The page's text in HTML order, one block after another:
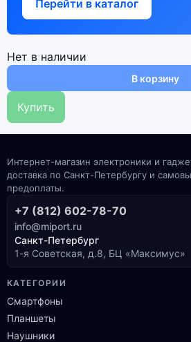
Перейти в каталог
Нет в наличии
В корзину
Купить
Интернет-магазин электроники и
доставка по Санкт-Петербургу и
предоплаты.
+7 (812) 602-78-70
info@miport.ru
Санкт-Петербург
1-я Советская, д.8, БЦ «Максимус»
КАТЕГОРИИ
Смартфоны
Планшеты
Наушники